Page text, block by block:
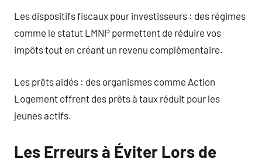
Les dispositifs fiscaux pour investisseurs : des régimes
comme le statut LMNP permettent de réduire vos
impôts tout en créant un revenu complémentaire.
Les prêts aidés : des organismes comme Action
Logement offrent des prêts à taux réduit pour les
jeunes actifs.
Les Erreurs à Éviter Lors de